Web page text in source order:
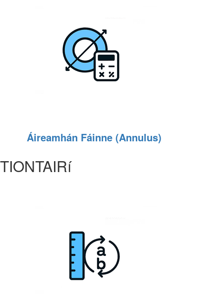
Áireamhán Fáinne (Annulus)
TIONTAIRí